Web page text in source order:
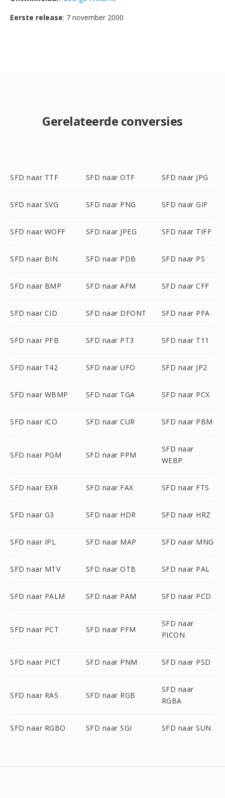
Eerste release: 7 november 2000
Gerelateerde conversies
SFD naar TTF SFD naar OTF SFD naar JPG
SFD naar SVG SFD naar PNG SFD naar GIF
SFD naar WOFF SFD naar JPEG SFD naar TIFF
SFD naar BIN SFD naar PDB SFD naar PS
SFD naar BMP SFD naar AFM SFD naar CFF
SFD naar CID SFD naar DFONT SFD naar PFA
SFD naar PFB SFD naar PT3 SFD naar T11
SFD naar T42 SFD naar UFO SFD naar JP2
SFD naar WBMP SFD naar TGA SFD naar PCX
SFD naar ICO SFD naar CUR SFD naar PBM
SFD naar PGM SFD naar PPM
SFD naar
WEBP
SFD naar EXR SFD naar FAX SFD naar FTS
SFD naar G3 SFD naar HDR SFD naar HRZ
SFD naar IPL SFD naar MAP SFD naar MNG
SFD naar MTV SFD naar OTB SFD naar PAL
SFD naar PALM SFD naar PAM SFD naar PCD
SFD naar PCT SFD naar PFM
SFD naar
PICON
SFD naar PICT SFD naar PNM SFD naar PSD
SFD naar RAS SFD naar RGB
SFD naar
RGBA
SFD naar RGBO SFD naar SGI SFD naar SUN